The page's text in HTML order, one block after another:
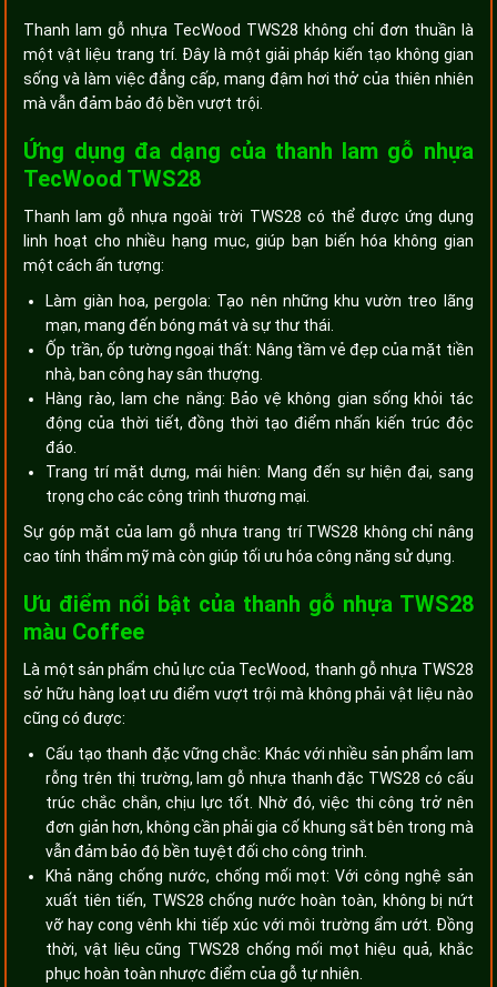
Thanh lam gỗ nhựa TecWood TWS28 không chỉ đơn thuần là
một vật liệu trang trí. Đây là một giải pháp kiến tạo không gian
sống và làm việc đẳng cấp, mang đậm hơi thở của thiên nhiên
mà vẫn đảm bảo độ bền vượt trội.
Ứng dụng đa dạng của thanh lam gỗ nhựa
TecWood TWS28
Thanh lam gỗ nhựa ngoài trời TWS28 có thể được ứng dụng
linh hoạt cho nhiều hạng mục, giúp bạn biến hóa không gian
một cách ấn tượng:
Làm giàn hoa, pergola: Tạo nên những khu vườn treo lãng
mạn, mang đến bóng mát và sự thư thái.
Ốp trần, ốp tường ngoại thất: Nâng tầm vẻ đẹp của mặt tiền
nhà, ban công hay sân thượng.
Hàng rào, lam che nắng: Bảo vệ không gian sống khỏi tác
động của thời tiết, đồng thời tạo điểm nhấn kiến trúc độc
đáo.
Trang trí mặt dựng, mái hiên: Mang đến sự hiện đại, sang
trọng cho các công trình thương mại.
Sự góp mặt của lam gỗ nhựa trang trí TWS28 không chỉ nâng
cao tính thẩm mỹ mà còn giúp tối ưu hóa công năng sử dụng.
Ưu điểm nổi bật của thanh gỗ nhựa TWS28
màu Coffee
Là một sản phẩm chủ lực của TecWood, thanh gỗ nhựa TWS28
sở hữu hàng loạt ưu điểm vượt trội mà không phải vật liệu nào
cũng có được:
Cấu tạo thanh đặc vững chắc: Khác với nhiều sản phẩm lam
rỗng trên thị trường, lam gỗ nhựa thanh đặc TWS28 có cấu
trúc chắc chắn, chịu lực tốt. Nhờ đó, việc thi công trở nên
đơn giản hơn, không cần phải gia cố khung sắt bên trong mà
vẫn đảm bảo độ bền tuyệt đối cho công trình.
Khả năng chống nước, chống mối mọt: Với công nghệ sản
xuất tiên tiến, TWS28 chống nước hoàn toàn, không bị nứt
vỡ hay cong vênh khi tiếp xúc với môi trường ẩm ướt. Đồng
thời, vật liệu cũng TWS28 chống mối mọt hiệu quả, khắc
phục hoàn toàn nhược điểm của gỗ tự nhiên.